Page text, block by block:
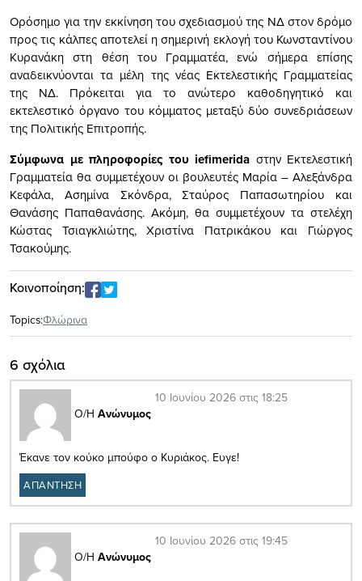
Ορόσημο για την εκκίνηση του σχεδιασμού της ΝΔ στον δρόμο
προς τις κάλπες αποτελεί η σημερινή εκλογή του Κωνσταντίνου
Κυρανάκη στη θέση του Γραμματέα, ενώ σήμερα επίσης
αναδεικνύονται τα μέλη της νέας Εκτελεστικής Γραμματείας
της ΝΔ. Πρόκειται για το ανώτερο καθοδηγητικό και
εκτελεστικό όργανο του κόμματος μεταξύ δύο συνεδριάσεων
της Πολιτικής Επιτροπής.
Σύμφωνα με πληροφορίες του iefimerida στην Εκτελεστική
Γραμματεία θα συμμετέχουν οι βουλευτές Μαρία – Αλεξάνδρα
Κεφάλα, Ασημίνα Σκόνδρα, Σταύρος Παπασωτηρίου και
Θανάσης Παπαθανάσης. Ακόμη, θα συμμετέχουν τα στελέχη
Κώστας Τσιαγκλιώτης, Χριστίνα Πατρικάκου και Γιώργος
Τσακούμης.
Κοινοποίηση:
Topics:Φλώρινα
6 σχόλια
Ο/Η Ανώνυμος
10 Ιουνίου 2026 στις 18:25
Έκανε τον κούκο μπούφο ο Κυριάκος. Ευγε!
ΑΠΑΝΤΗΣΗ
Ο/Η Ανώνυμος
10 Ιουνίου 2026 στις 19:45